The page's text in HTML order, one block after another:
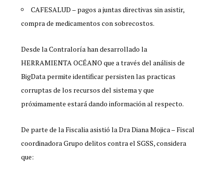
CAFESALUD – pagos a juntas directivas sin asistir,
compra de medicamentos con sobrecostos.
Desde la Contraloría han desarrollado la
HERRAMIENTA OCÉANO que a través del análisis de
BigData permite identificar persisten las practicas
corruptas de los recursos del sistema y que
próximamente estará dando información al respecto.
De parte de la Fiscalia asistió la Dra Diana Mojica – Fiscal
coordinadora Grupo delitos contra el SGSS, considera
que: